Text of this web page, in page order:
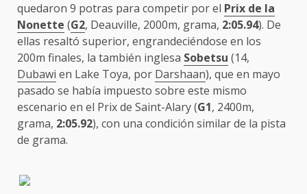
quedaron 9 potras para competir por el Prix de la
Nonette (G2, Deauville, 2000m, grama, 2:05.94). De
ellas resaltó superior, engrandeciéndose en los
200m finales, la también inglesa Sobetsu (14,
Dubawi en Lake Toya, por Darshaan), que en mayo
pasado se había impuesto sobre este mismo
escenario en el Prix de Saint-Alary (G1, 2400m,
grama, 2:05.92), con una condición similar de la pista
de grama.